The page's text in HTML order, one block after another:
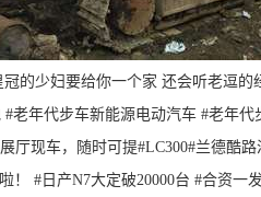
少妇要给你一个家 还会听老逗的
年代步车新能源电动汽车 #老年代
现车，随时可提#LC300#兰德酷路
#日产N7大定破20000台 #合资一